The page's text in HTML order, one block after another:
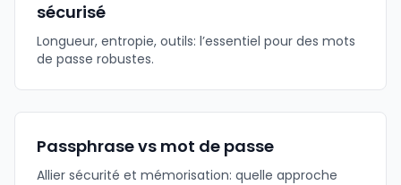
sécurisé
Longueur, entropie, outils: l’essentiel pour des mots
de passe robustes.
Passphrase vs mot de passe
Allier sécurité et mémorisation: quelle approche